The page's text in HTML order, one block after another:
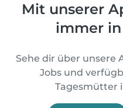
Mit unserer
immer
Sehe dir über unsere
Jobs und
Tagesmütter